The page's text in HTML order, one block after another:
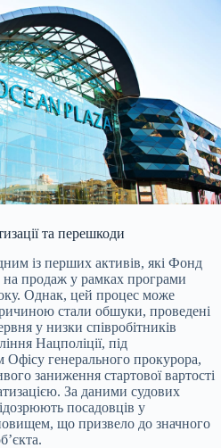
та перешкоди
із перших активів, які Фонд
продаж у рамках програми
Однак, цей процес може
стали обшуки, проведені
у низки співробітників
Нацполіції, під
генерального прокурора,
заниження стартової вартості
За даними судових
посадовців у
що призвело до значного